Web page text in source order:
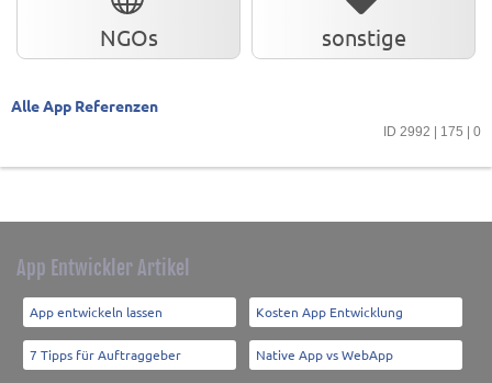
NGOs sonstige
Alle App Referenzen
ID 2992 | 175 | 0
App Entwickler Artikel
App entwickeln lassen Kosten App Entwicklung
7 Tipps für Auftraggeber Native App vs WebApp